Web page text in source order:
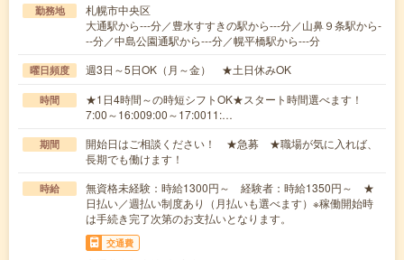
勤務地
札幌市中央区
大通駅から---分／豊水すすきの駅から---分／山鼻９条駅から-
--分／中島公園通駅から---分／幌平橋駅から---分
曜日頻度 週3日～5日OK（月～金） ★土日休みOK
時間
★1日4時間～の時短シフトOK★スタート時間選べます！
7:00～16:009:00～17:0011:…
期間
開始日はご相談ください！ ★急募 ★職場が気に入れば、
長期でも働けます！
時給
無資格未経験：時給1300円～ 経験者：時給1350円～ ★
日払い／週払い制度あり（月払いも選べます）※稼働開始時
は手続き完了次第のお支払いとなります。
交通費